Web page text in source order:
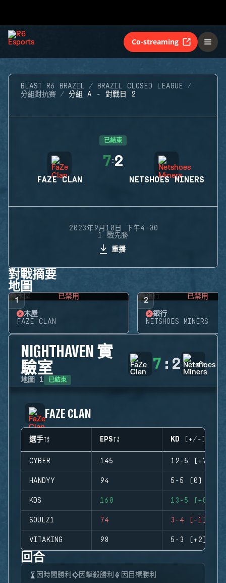
Co-streaming
BLAST R6 BRAZIL
BRAZIL CLOSED LEAGUE
分組對抗賽
分組 A - 對戰日 2
已結束
FAZE CLAN
7:2
NETSHOES MINERS
2023年9月10日 下午4:00
1 戰先勝
重播
對戰摘要
地圖
1 已禁用
木屋
FAZE CLAN
2 已禁用
銀行
NETSHOES MINERS
NIGHTHAVEN 實
驗室
地圖 1 已結束
7 : 2
FAZE CLAN
選手 EPS KD (+/-)
CYBER 145 12-5 (+7)
HANDYY 94 5-5 (0)
KDS 160 13-5 (+8)
SOULZ1 74 3-4 (-1)
VITAKING 98 5-3 (+2)
回合
因時間勝利 因擊殺勝利 因目標勝利